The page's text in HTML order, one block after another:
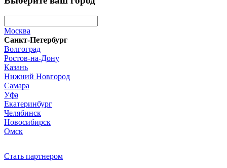
Москва
Санкт-Петербург
Волгоград
Ростов-на-Дону
Казань
Нижний Новгород
Самара
Уфа
Екатеринбург
Челябинск
Новосибирск
Омск
Стать партнером